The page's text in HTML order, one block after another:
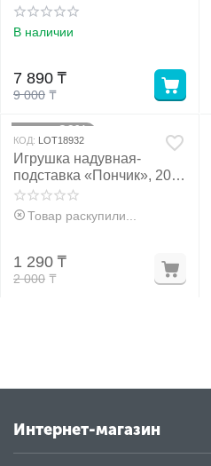
эффекты
В наличии
9 000 ₸
7 890 ₸
36%
КОД: LOT18932
Игрушка надувная-
подставка «Пончик», 20
см
Товар раскупили...
2 000 ₸
1 290 ₸
Интернет-магазин